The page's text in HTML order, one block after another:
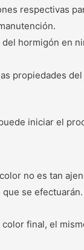
respectivas
hormigón en
propiedades
iniciar el
no es tan
se efectuarán.
final, el